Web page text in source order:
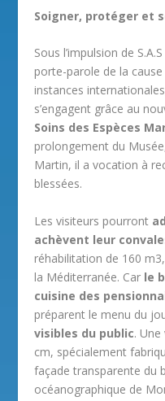
Soigner, protéger et
Sous l’impulsion de
porte-parole de la
instances
s’engagent grâce au
Soins des Espèces
prolongement du
Martin, il a vocation à
blessées.
Les visiteurs pourront
achèvent leur
réhabilitation de 160
la Méditerranée. Car le
cuisine des
préparent le menu du
visibles du public. Une
cm, spécialement
façade transparente du
océanographique de